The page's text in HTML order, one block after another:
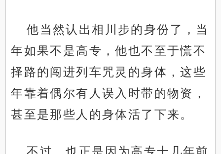
他当然认出相川步的身份了，当
年如果不是高专，他也不至于慌不
择路的闯进列车咒灵的身体，这些
年靠着偶尔有人误入时带的物资，
甚至是那些人的身体活了下来。
不过，也正是因为高专十几年前